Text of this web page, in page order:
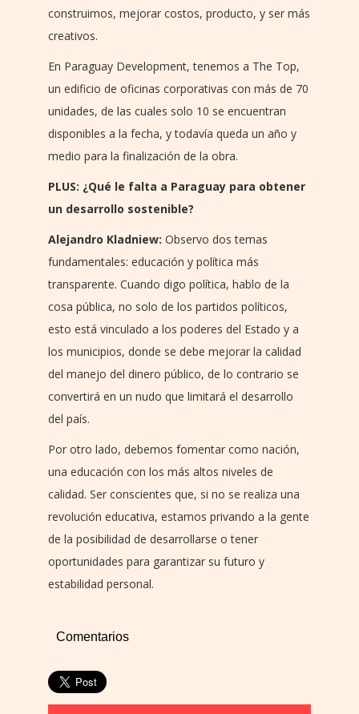
construimos, mejorar costos, producto, y ser más
creativos.
En Paraguay Development, tenemos a The Top,
un edificio de oficinas corporativas con más de 70
unidades, de las cuales solo 10 se encuentran
disponibles a la fecha, y todavía queda un año y
medio para la finalización de la obra.
PLUS: ¿Qué le falta a Paraguay para obtener
un desarrollo sostenible?
Alejandro Kladniew: Observo dos temas
fundamentales: educación y política más
transparente. Cuando digo política, hablo de la
cosa pública, no solo de los partidos políticos,
esto está vinculado a los poderes del Estado y a
los municipios, donde se debe mejorar la calidad
del manejo del dinero público, de lo contrario se
convertirá en un nudo que limitará el desarrollo
del país.
Por otro lado, debemos fomentar como nación,
una educación con los más altos niveles de
calidad. Ser conscientes que, si no se realiza una
revolución educativa, estamos privando a la gente
de la posibilidad de desarrollarse o tener
oportunidades para garantizar su futuro y
estabilidad personal.
Comentarios